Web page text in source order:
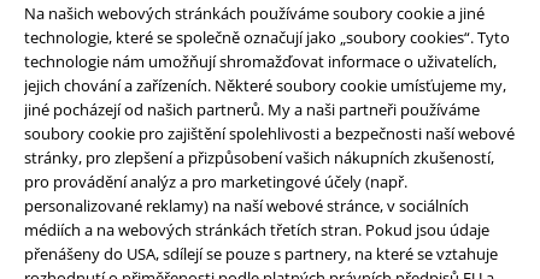
Na našich webových stránkách používáme soubory cookie a jiné
technologie, které se společně označují jako „soubory cookies“. Tyto
technologie nám umožňují shromažďovat informace o uživatelích,
jejich chování a zařízeních. Některé soubory cookie umísťujeme my,
jiné pocházejí od našich partnerů. My a naši partneři používáme
soubory cookie pro zajištění spolehlivosti a bezpečnosti naší webové
stránky, pro zlepšení a přizpůsobení vašich nákupních zkušeností,
pro provádění analýz a pro marketingové účely (např.
personalizované reklamy) na naší webové stránce, v sociálních
médiích a na webových stránkách třetích stran. Pokud jsou údaje
přenášeny do USA, sdílejí se pouze s partnery, na které se vztahuje